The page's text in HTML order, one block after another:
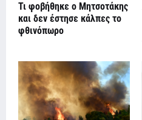
Τι φοβήθηκε ο Μητσοτάκης
και δεν έστησε κάλπες το
φθινόπωρο